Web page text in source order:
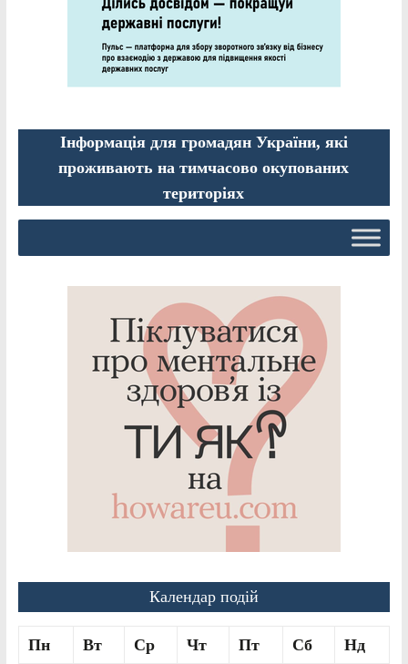
Інформація для громадян України, які
проживають на тимчасово окупованих
територіях
Календар подій
Пн Вт Ср Чт Пт Сб Нд